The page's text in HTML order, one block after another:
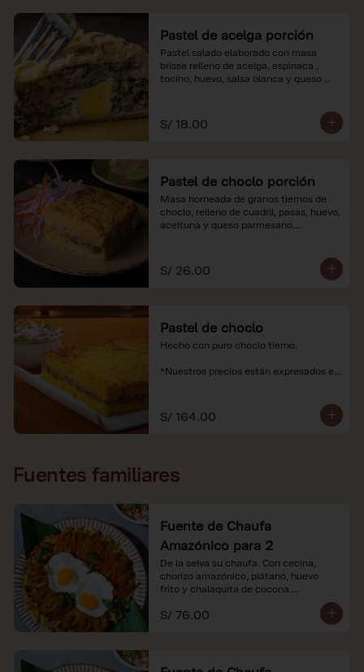
Pastel de acelga porción
Pastel salado elaborado con masa
brisse relleno de acelga, espinaca ,
tocino, huevo, salsa blanca y queso
*Nuestros precios están expresados en
soles e incluyen impuestos de ley y
S/ 18.00
Pastel de choclo porción
Masa horneada de granos tiernos de
choclo, relleno de cuadril, pasas, huevo,
aceituna y queso parmesano.
soles e incluyen impuestos de ley y
recargo al consumo.
S/ 26.00
Pastel de choclo
Hecho con puro choclo tierno.
*Nuestros precios están expresados en
S/ 164.00
Fuentes familiares
Fuente de Chaufa
Amazónico para 2
De la selva su chaufa. Con cecina,
chorizo amazónico, plátano, huevo
frito y chalaquita de cocona.
*Imágenes referenciales.
*Nuestros precios están expresados en
S/ 76.00